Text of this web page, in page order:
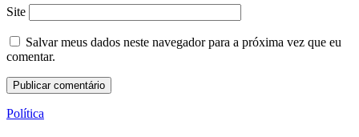
Site
Salvar meus dados neste navegador para a próxima vez que eu
comentar.
Política